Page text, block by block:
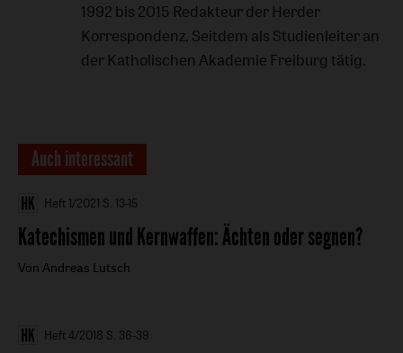
1992 bis 2015 Redakteur der Herder
Korrespondenz. Seitdem als Studienleiter an
der Katholischen Akademie Freiburg tätig.
Auch interessant
Heft 1/2021 S. 13-15
Katechismen und Kernwaffen:Ächten oder segnen?
Von Andreas Lutsch
Heft 4/2018 S. 36-39